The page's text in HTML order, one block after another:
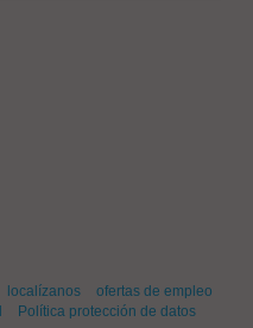
localízanos
ofertas de empleo
Política protección de datos